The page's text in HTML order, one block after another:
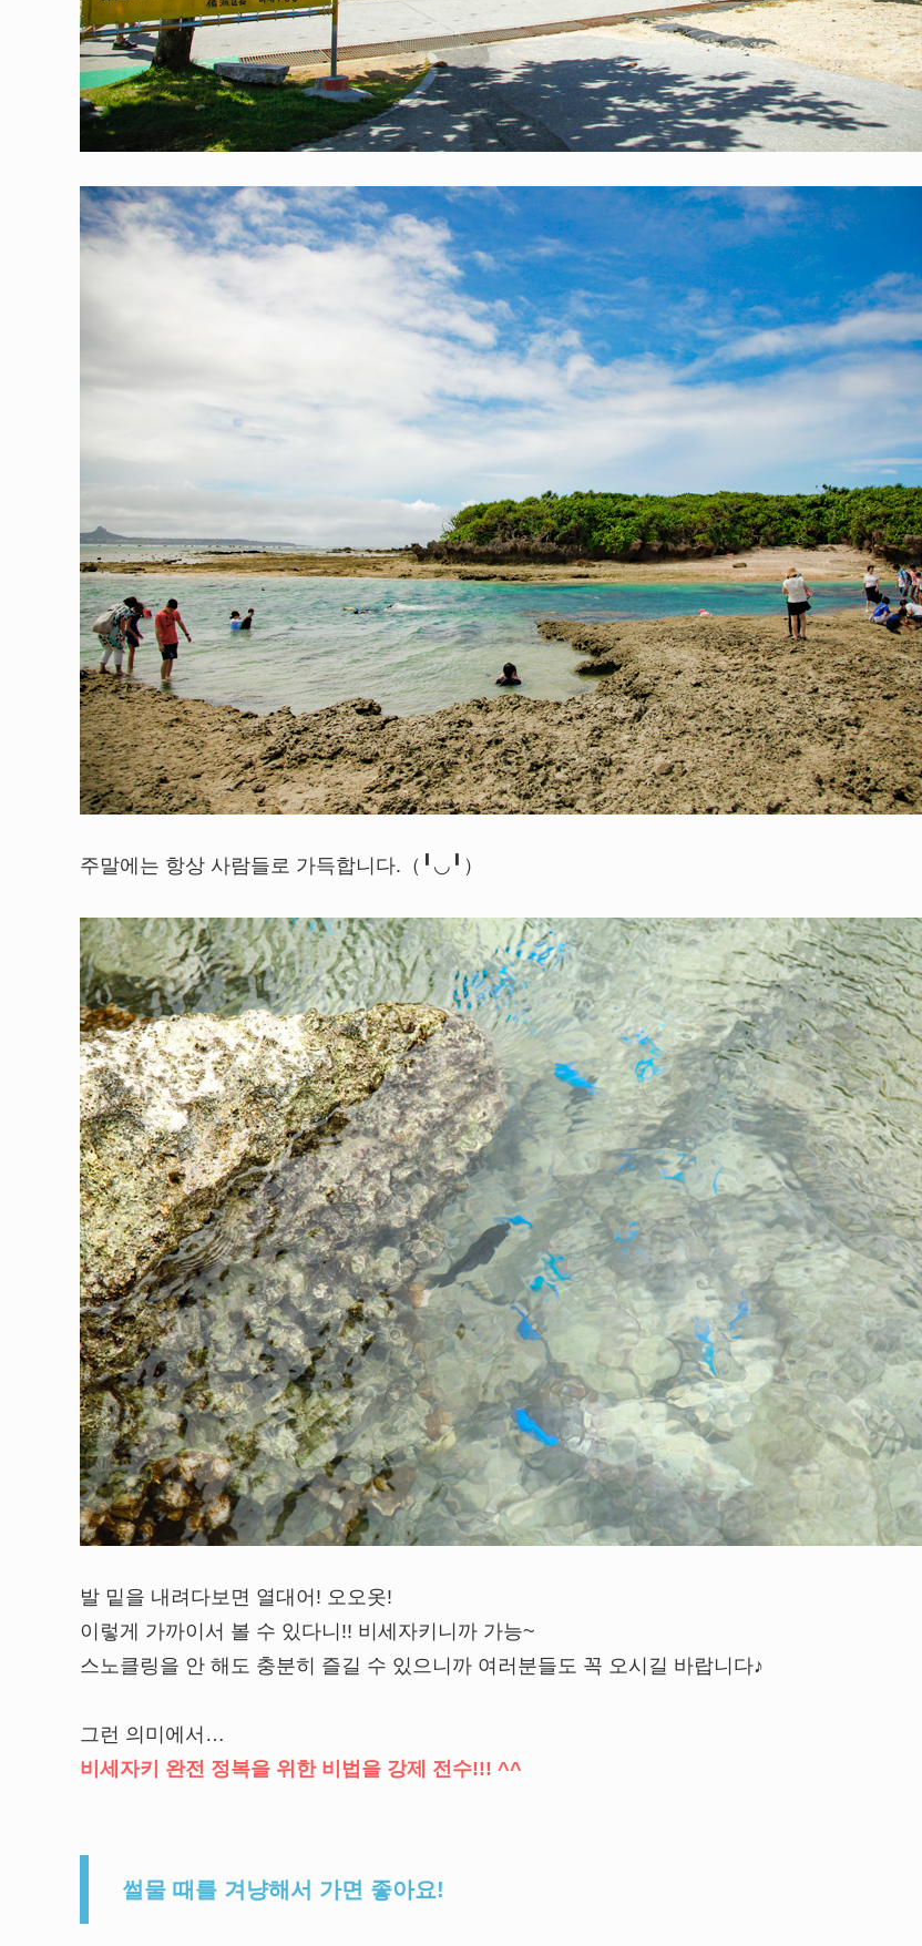
주말에는 항상 사람들로 가득합니다.（╹◡╹）
발 밑을 내려다보면 열대어! 오오옷!
이렇게 가까이서 볼 수 있다니!! 비세자키니까 가능~
스노클링을 안 해도 충분히 즐길 수 있으니까 여러분들도 꼭 오시길 바랍니다♪
그런 의미에서…
비세자키 완전 정복을 위한 비법을 강제 전수!!! ^^
썰물 때를 겨냥해서 가면 좋아요!